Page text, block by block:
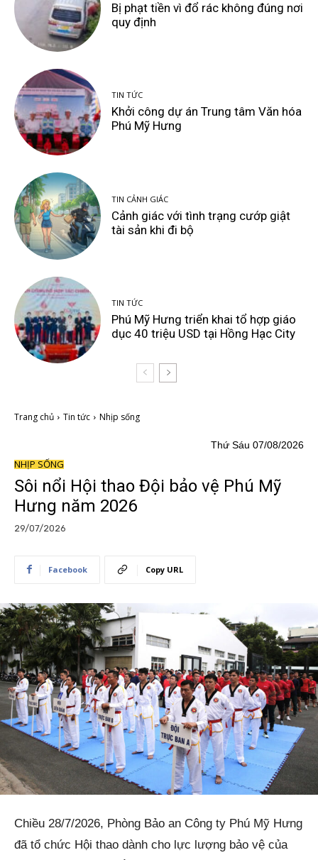
Bị phạt tiền vì đổ rác không đúng nơi
quy định
TIN TỨC
Khởi công dự án Trung tâm Văn hóa
Phú Mỹ Hưng
TIN CẢNH GIÁC
Cảnh giác với tình trạng cướp giật
tài sản khi đi bộ
TIN TỨC
Phú Mỹ Hưng triển khai tổ hợp giáo
dục 40 triệu USD tại Hồng Hạc City